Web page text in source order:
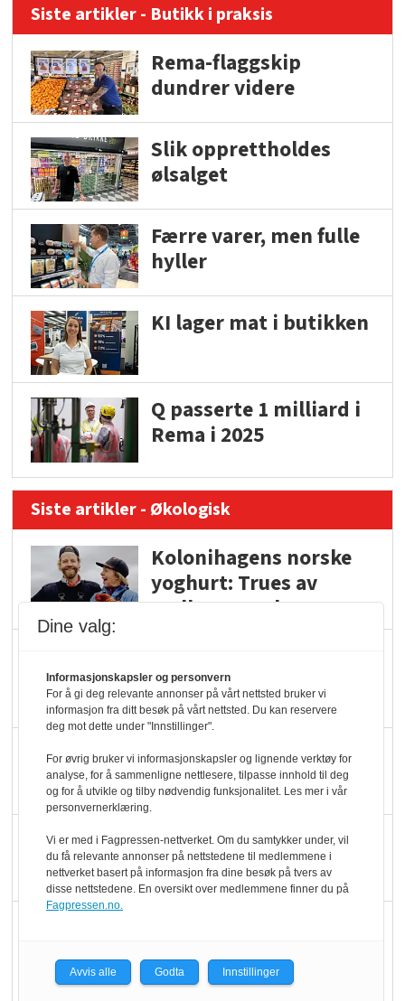
Siste artikler - Butikk i praksis
Rema-flaggskip
dundrer videre
Slik opprettholdes
ølsalget
Færre varer, men fulle
hyller
KI lager mat i butikken
Q passerte 1 milliard i
Rema i 2025
Siste artikler - Økologisk
Kolonihagens norske
yoghurt: Trues av
melkemangel
Økologisk Norge sin
hederspris
Blir enklere å velge
økologisk i butikkhylla
Kolonihagen sliter
med å få tak i nok melk
er klare! Er markedet
det?
Dine valg:
Informasjonskapsler og personvern
For å gi deg relevante annonser på vårt nettsted bruker vi
informasjon fra ditt besøk på vårt nettsted. Du kan reservere
deg mot dette under "Innstillinger".
For øvrig bruker vi informasjonskapsler og lignende verktøy for
analyse, for å sammenligne nettlesere, tilpasse innhold til deg
og for å utvikle og tilby nødvendig funksjonalitet. Les mer i vår
personvernerklæring.
Vi er med i Fagpressen-nettverket. Om du samtykker under, vil
du få relevante annonser på nettstedene til medlemmene i
nettverket basert på informasjon fra dine besøk på tvers av
disse nettstedene. En oversikt over medlemmene finner du på
Fagpressen.no.
Avvis alle Godta Innstillinger